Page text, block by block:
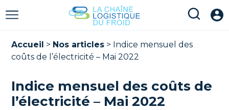
Accueil > Nos articles > Indice mensuel des
coûts de l’électricité – Mai 2022
Indice mensuel des coûts de
l’électricité – Mai 2022